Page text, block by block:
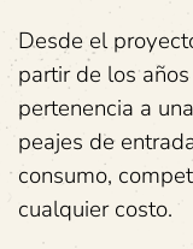
Desde el
partir de los
pertenencia a
peajes de
consumo,
cualquier costo.